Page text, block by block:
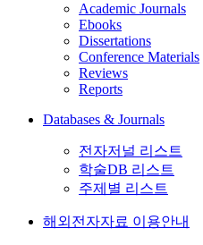
Academic Journals
Ebooks
Dissertations
Conference Materials
Reviews
Reports
Databases & Journals
전자저널 리스트
학술DB 리스트
주제별 리스트
해외전자자료 이용안내